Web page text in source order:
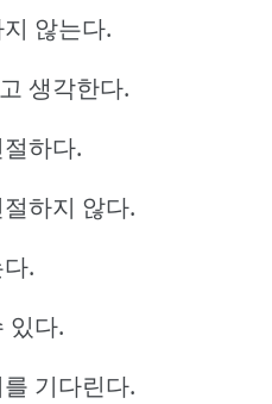
않는다.
생각한다.
하다.
하지 않다.
.
있다.
기다린다.